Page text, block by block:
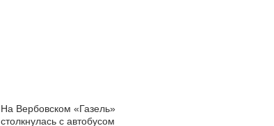
На Вербовском «Газель»
столкнулась с автобусом